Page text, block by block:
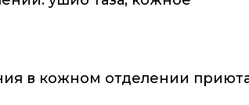
в кожном отделении